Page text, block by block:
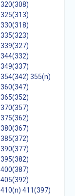
320(308)
325(313)
330(318)
335(323)
339(327)
344(332)
349(337)
354(342) 355(n)
360(347)
365(352)
370(357)
375(362)
380(367)
385(372)
390(377)
395(382)
400(387)
405(392)
410(n) 411(397)